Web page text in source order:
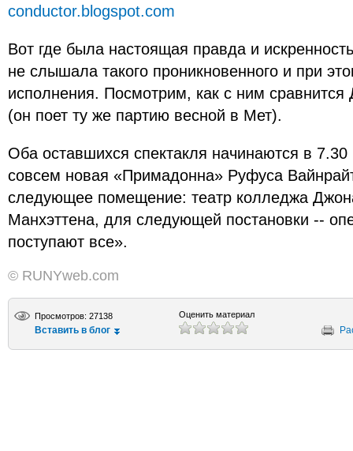
conductor.blogspot.com
Вот где была настоящая правда и
не слышала такого проникновенного и при
исполнения. Посмотрим, как с ним сравнится
(он поет ту же партию весной в Мет).
Оба оставшихся спектакля начинаются в 7.30
совсем новая «Примадонна» Руфуса
следующее помещение: театр колледжа
Манхэттена, для следующей постановки --
поступают все».
© RUNYweb.com
Просмотров: 27138
Вставить в блог
Оценить материал